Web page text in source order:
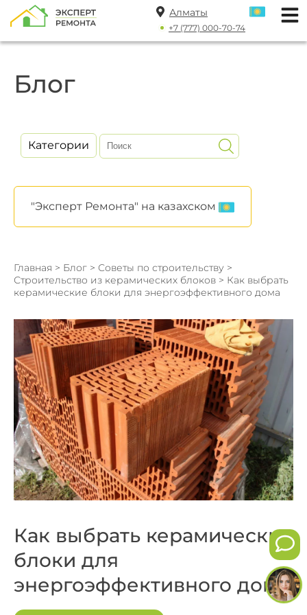
Алматы
+7 (777) 000-70-74
Блог
Категории
"Эксперт Ремонта" на казахском
Главная > Блог > Советы по строительству >
Строительство из керамических блоков > Как выбрать
керамические блоки для энергоэффективного дома
Как выбрать керамические
блоки для
энергоэффективного дома